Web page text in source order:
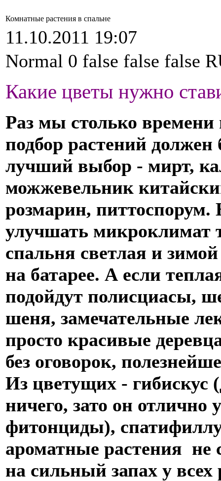
Комнатные растения в спальне
11.10.2011 19:07
Normal 0 false false false
Какие цветы нужно
Раз мы столько времени
подбор растений
лучший выбор - мирт,
можжевельник
розмарин, питтоспорум.
улучшать микроклимат
спальня светлая и
на батарее. А если
подойдут полисциасы,
шеня, замечательные
просто красивые
без оговорок,
Из цветущих - гибискус
ничего, зато он отлично
фитонциды),
ароматные растения не
на сильный запах у